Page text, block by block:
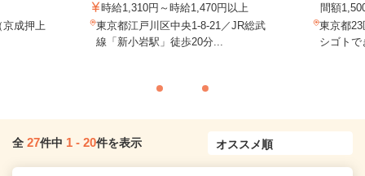
京成押上
時給1,310円～時給1,470円以上
東京都江戸川区中央1-8-21／JR総武
線「新小岩駅」徒歩20分...
間額
東京都
シゴト
全 27件中 1 - 20件を表示